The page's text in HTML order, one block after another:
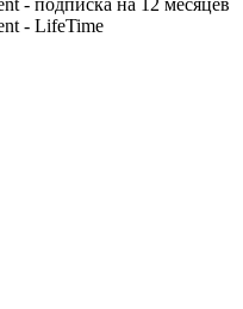
- LifeTime